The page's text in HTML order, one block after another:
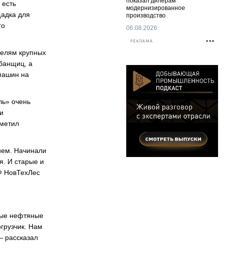
для
крупных
а
на
очень
Начинали
И старые и
НовТехЛес
нефтяные
Нам
рассказал
модернизированное
производство
06.08.2026
РЕКЛАМА